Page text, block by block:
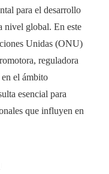
para el desarrollo
nivel global. En este
Unidas (ONU)
reguladora
el ámbito
esencial para
que influyen en